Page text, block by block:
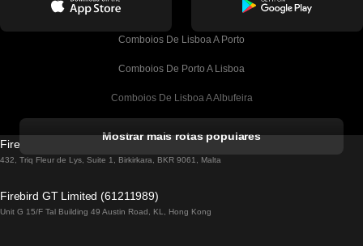
Comboios De Lisboa A Porto
Comboios De Porto A Lisboa
Comboios De Lisboa A Albufeira
Comboios De Lisboa A Lagos
Comboios De Lisboa A Madrid
Mostrar mais rotas populares
Firebird GT Limited (OC 1451)
432, Triq Fleur de Lys, Suite 1, Birkirkara, BKR 9061, Malta
Firebird GT Limited (61211989)
Unit G 15/F Tal Building 49 Austin Road, KL, Hong Kong